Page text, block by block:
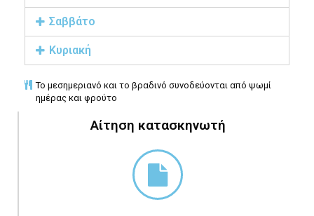
Σαββάτο
Κυριακή
Το μεσημεριανό και το βραδινό συνοδεύονται από ψωμί
ημέρας και φρούτο
Αίτηση κατασκηνωτή